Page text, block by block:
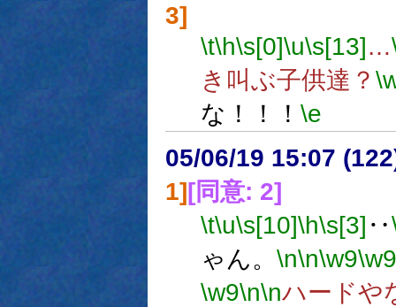
3]
\t\h\s[0]\u\s[13]…
き叫ぶ子供達？
な！！！ \e
05/06/19 15:07
1][同意: 2]
\t\u\s[10]\h\s[3] ‥
ゃん。 \n\n\w9\w9
\w9\n\nハードや